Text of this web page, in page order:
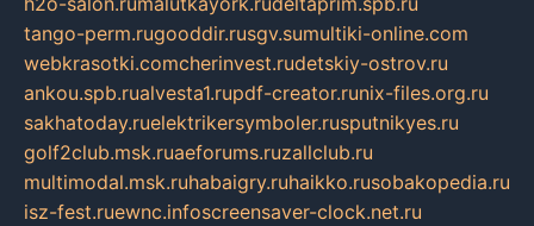
tango-perm.rugooddir.rusgv.sumultiki-online.com
webkrasotki.comcherinvest.rudetskiy-ostrov.ru
ankou.spb.rualvesta1.rupdf-creator.runix-files.org.ru
sakhatoday.ruelektrikersymboler.rusputnikyes.ru
golf2club.msk.ruaeforums.ruzallclub.ru
multimodal.msk.ruhabaigry.ruhaikko.rusobakopedia.ru
isz-fest.ruewnc.infoscreensaver-clock.net.ru